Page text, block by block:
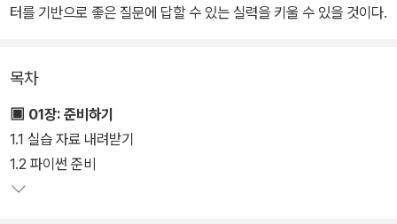
터를 기반으로 좋은 질문에 답할 수 있는 실력을 키울 수 있을 것이다.
목차
▣ 01장: 준비하기
1.1 실습 자료 내려받기
1.2 파이썬 준비